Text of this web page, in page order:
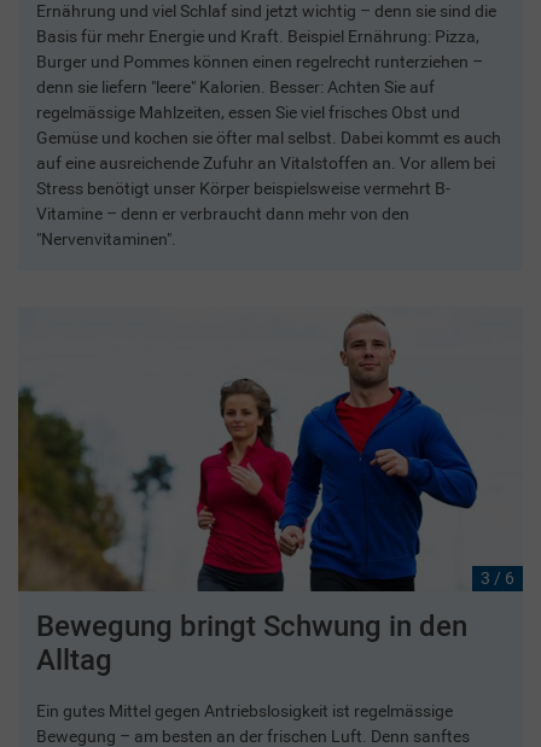
Ernährung und viel Schlaf sind jetzt wichtig – denn sie sind die
Basis für mehr Energie und Kraft. Beispiel Ernährung: Pizza,
Burger und Pommes können einen regelrecht runterziehen –
denn sie liefern "leere" Kalorien. Besser: Achten Sie auf
regelmässige Mahlzeiten, essen Sie viel frisches Obst und
Gemüse und kochen sie öfter mal selbst. Dabei kommt es auch
auf eine ausreichende Zufuhr an Vitalstoffen an. Vor allem bei
Stress benötigt unser Körper beispielsweise vermehrt B-
Vitamine – denn er verbraucht dann mehr von den
"Nervenvitaminen".
3 / 6
Bewegung bringt Schwung in den
Alltag
Ein gutes Mittel gegen Antriebslosigkeit ist regelmässige
Bewegung – am besten an der frischen Luft. Denn sanftes